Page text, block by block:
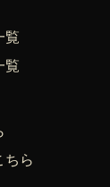
覧
覧
ちら